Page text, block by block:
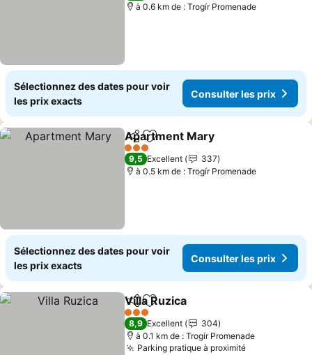
à 0.6 km de : Trogír Promenade
Sélectionnez des dates pour voir
les prix exacts
Consulter les prix
PartagerAjouter à mes favoris
Apartment Mary
3 Étoiles
9,5 Excellent
337
à 0.5 km de : Trogír Promenade
Sélectionnez des dates pour voir
les prix exacts
Consulter les prix
PartagerAjouter à mes favoris
Villa Ruzica
3 Étoiles
8,9 Excellent
304
à 0.1 km de : Trogír Promenade
Parking pratique à proximité